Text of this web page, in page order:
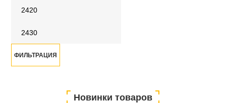
Минимальная
Цена
Максимальная
Цена
ФИЛЬТРАЦИЯ
Новинки товаров